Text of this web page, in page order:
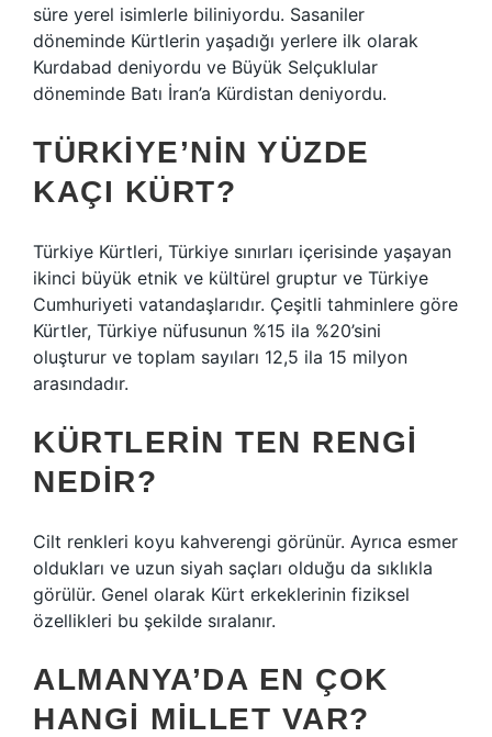
süre yerel isimlerle biliniyordu. Sasaniler
döneminde Kürtlerin yaşadığı yerlere ilk olarak
Kurdabad deniyordu ve Büyük Selçuklular
döneminde Batı İran’a Kürdistan deniyordu.
TÜRKIYE’NIN YÜZDE
KAÇI KÜRT?
Türkiye Kürtleri, Türkiye sınırları içerisinde yaşayan
ikinci büyük etnik ve kültürel gruptur ve Türkiye
Cumhuriyeti vatandaşlarıdır. Çeşitli tahminlere göre
Kürtler, Türkiye nüfusunun %15 ila %20’sini
oluşturur ve toplam sayıları 12,5 ila 15 milyon
arasındadır.
KÜRTLERIN TEN RENGI
NEDIR?
Cilt renkleri koyu kahverengi görünür. Ayrıca esmer
oldukları ve uzun siyah saçları olduğu da sıklıkla
görülür. Genel olarak Kürt erkeklerinin fiziksel
özellikleri bu şekilde sıralanır.
ALMANYA’DA EN ÇOK
HANGI MILLET VAR?